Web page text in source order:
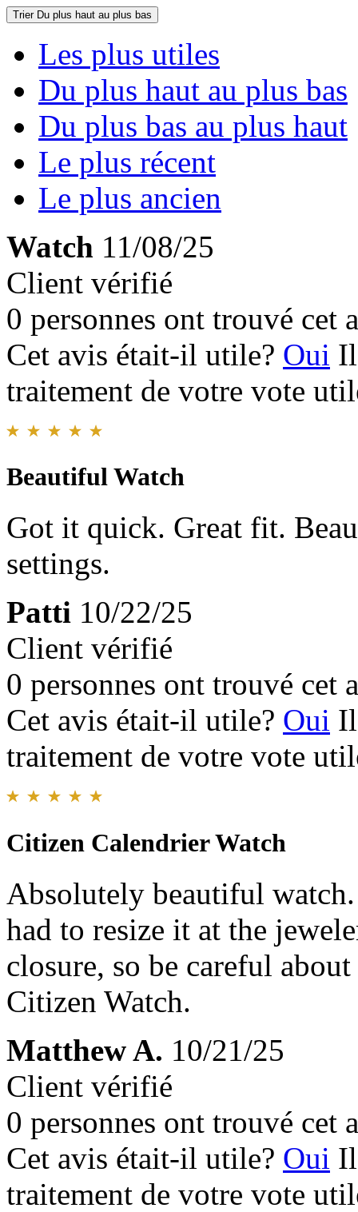
Trier Du plus haut au plus bas
Les plus utiles
Du plus haut au plus bas
Du plus bas au plus haut
Le plus récent
Le plus ancien
Watch 11/08/25
Client vérifié
0 personnes ont trouvé cet
Cet avis était-il utile? Oui
traitement de votre vote
Beautiful Watch
Got it quick. Great fit.
settings.
Patti 10/22/25
Client vérifié
0 personnes ont trouvé cet
Cet avis était-il utile? Oui
traitement de votre vote
Citizen Calendrier Watch
Absolutely beautiful
had to resize it at the
closure, so be careful
Citizen Watch.
Matthew A. 10/21/25
Client vérifié
0 personnes ont trouvé cet
Cet avis était-il utile? Oui
traitement de votre vote